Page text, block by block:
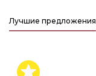
Лучшие предложения